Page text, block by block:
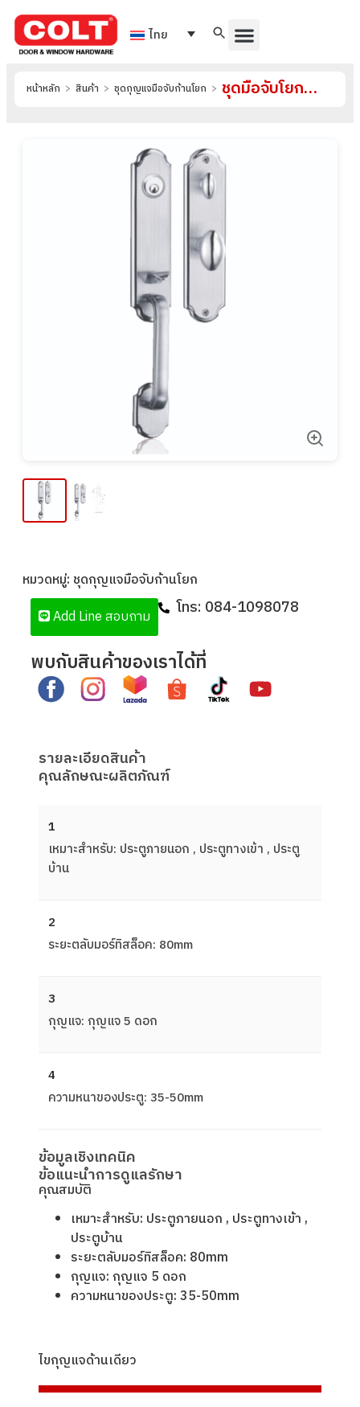
ไทย
หน้าหลัก > สินค้า > ชุดกุญแจมือจับก้านโยก > ชุดมือจับโยกแบบชุดประกบ รุ่น 8002-02-SH
หมวดหมู่: ชุดกุญแจมือจับก้านโยก
Add Line สอบถาม
โทร: 084-1098078
พบกับสินค้าของเราได้ที่
รายละเอียดสินค้า
คุณลักษณะผลิตภัณฑ์
1
เหมาะสําหรับ: ประตูภายนอก , ประตูทางเข้า , ประตู
บ้าน
2
ระยะตลับมอร์ทิสล็อค: 80mm
3
กุญแจ: กุญแจ 5 ดอก
4
ความหนาของประตู: 35-50mm
ข้อมูลเชิงเทคนิค
ข้อแนะนำการดูแลรักษา
คุณสมบัติ
เหมาะสําหรับ: ประตูภายนอก , ประตูทางเข้า ,
ประตูบ้าน
ระยะตลับมอร์ทิสล็อค: 80mm
กุญแจ: กุญแจ 5 ดอก
ความหนาของประตู: 35-50mm
ไขกุญแจด้านเดียว